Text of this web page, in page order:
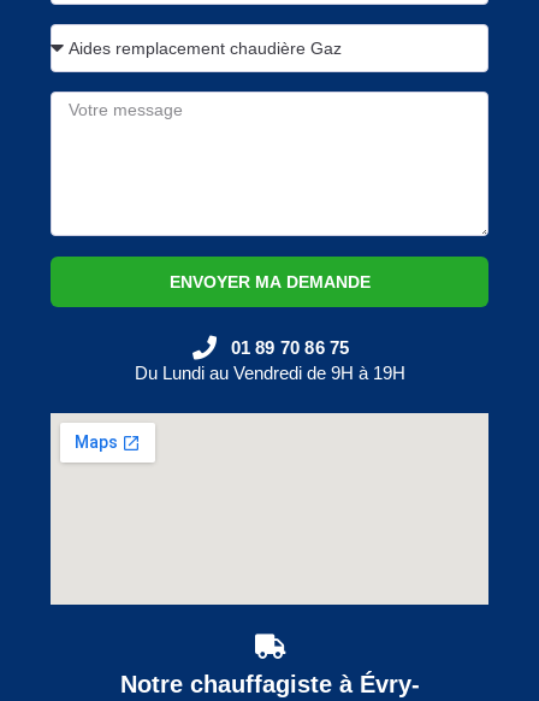
ENVOYER MA DEMANDE
01 89 70 86 75
Du Lundi au Vendredi de 9H à 19H
Notre chauffagiste à Évry-